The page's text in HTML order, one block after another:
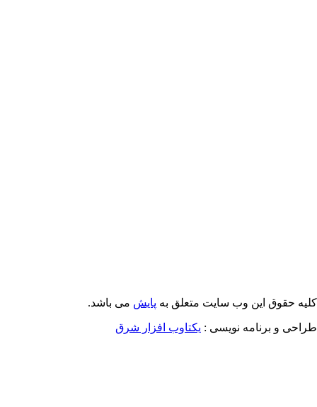
حقوق این وب سایت متعلق بهپایشمی باشد.
و برنامه نویسی : یکتاوب افزار شرق